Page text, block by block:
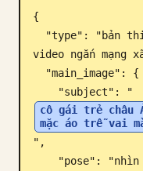
Blog
Cập nhật
{
video ngắn mạng
    "subject": "
cô gái trẻ châu
mặc áo trễ vai
",